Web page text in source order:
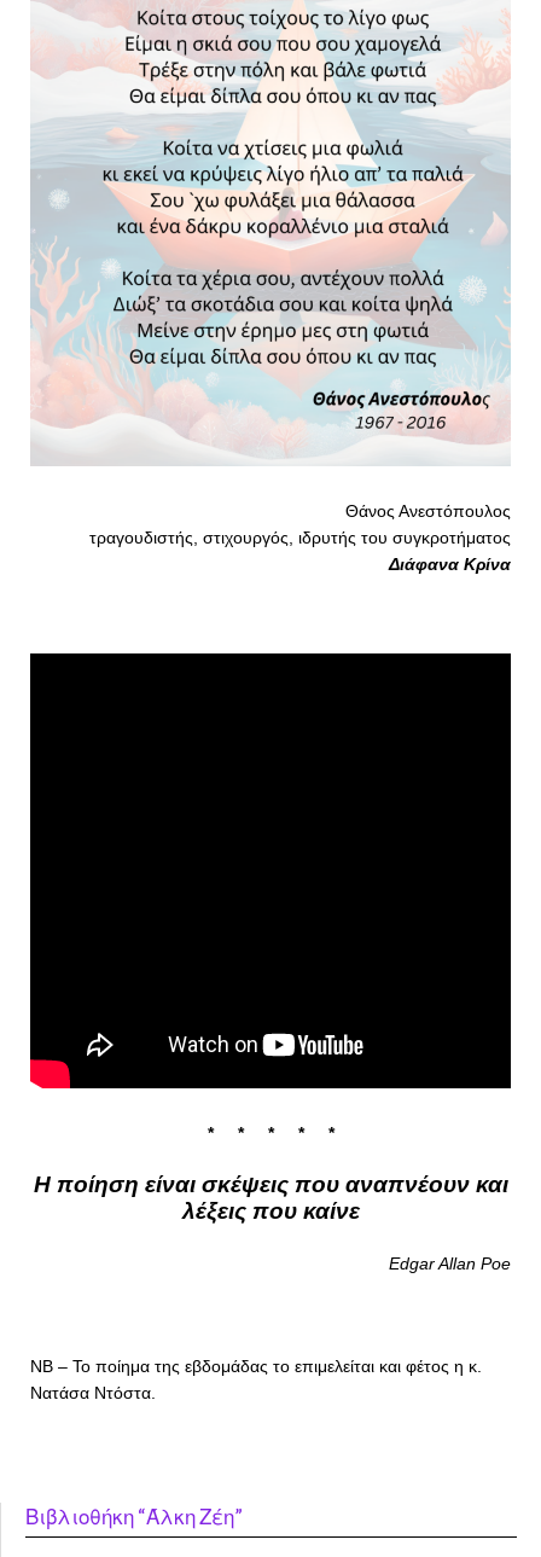
Θάνος Ανεστόπουλος
τραγουδιστής, στιχουργός, ιδρυτής του συγκροτήματος
Διάφανα Κρίνα
* * * * *
Η ποίηση είναι σκέψεις που αναπνέουν και
λέξεις που καίνε
Edgar Allan Poe
NB – Το ποίημα της εβδομάδας το επιμελείται και φέτος η κ.
Νατάσα Ντόστα.
Βιβλιοθήκη “Άλκη Ζέη”